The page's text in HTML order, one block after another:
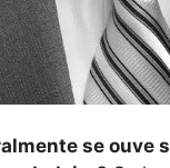
se ouve